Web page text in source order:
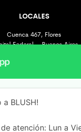
LOCALES
Cuenca 467, Flores
Federal – Buenos Aires
a Viernes de 8 a 17hs
Sábados de 8:30 a 13hs
Vallese 3263, Flores
[+549] 1165718705
a BLUSH!
atención: Lun a